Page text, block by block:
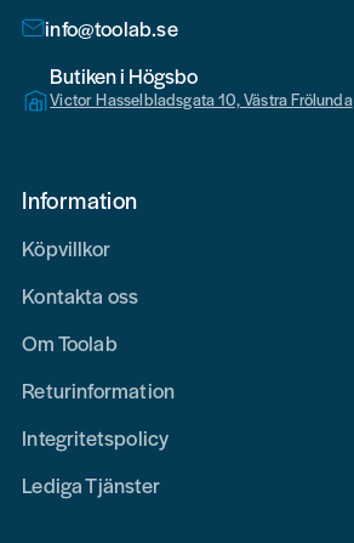
info@toolab.se
Butiken i Högsbo
Victor Hasselbladsgata 10, Västra Frölunda
Information
Köpvillkor
Kontakta oss
Om Toolab
Returinformation
Integritetspolicy
Lediga Tjänster